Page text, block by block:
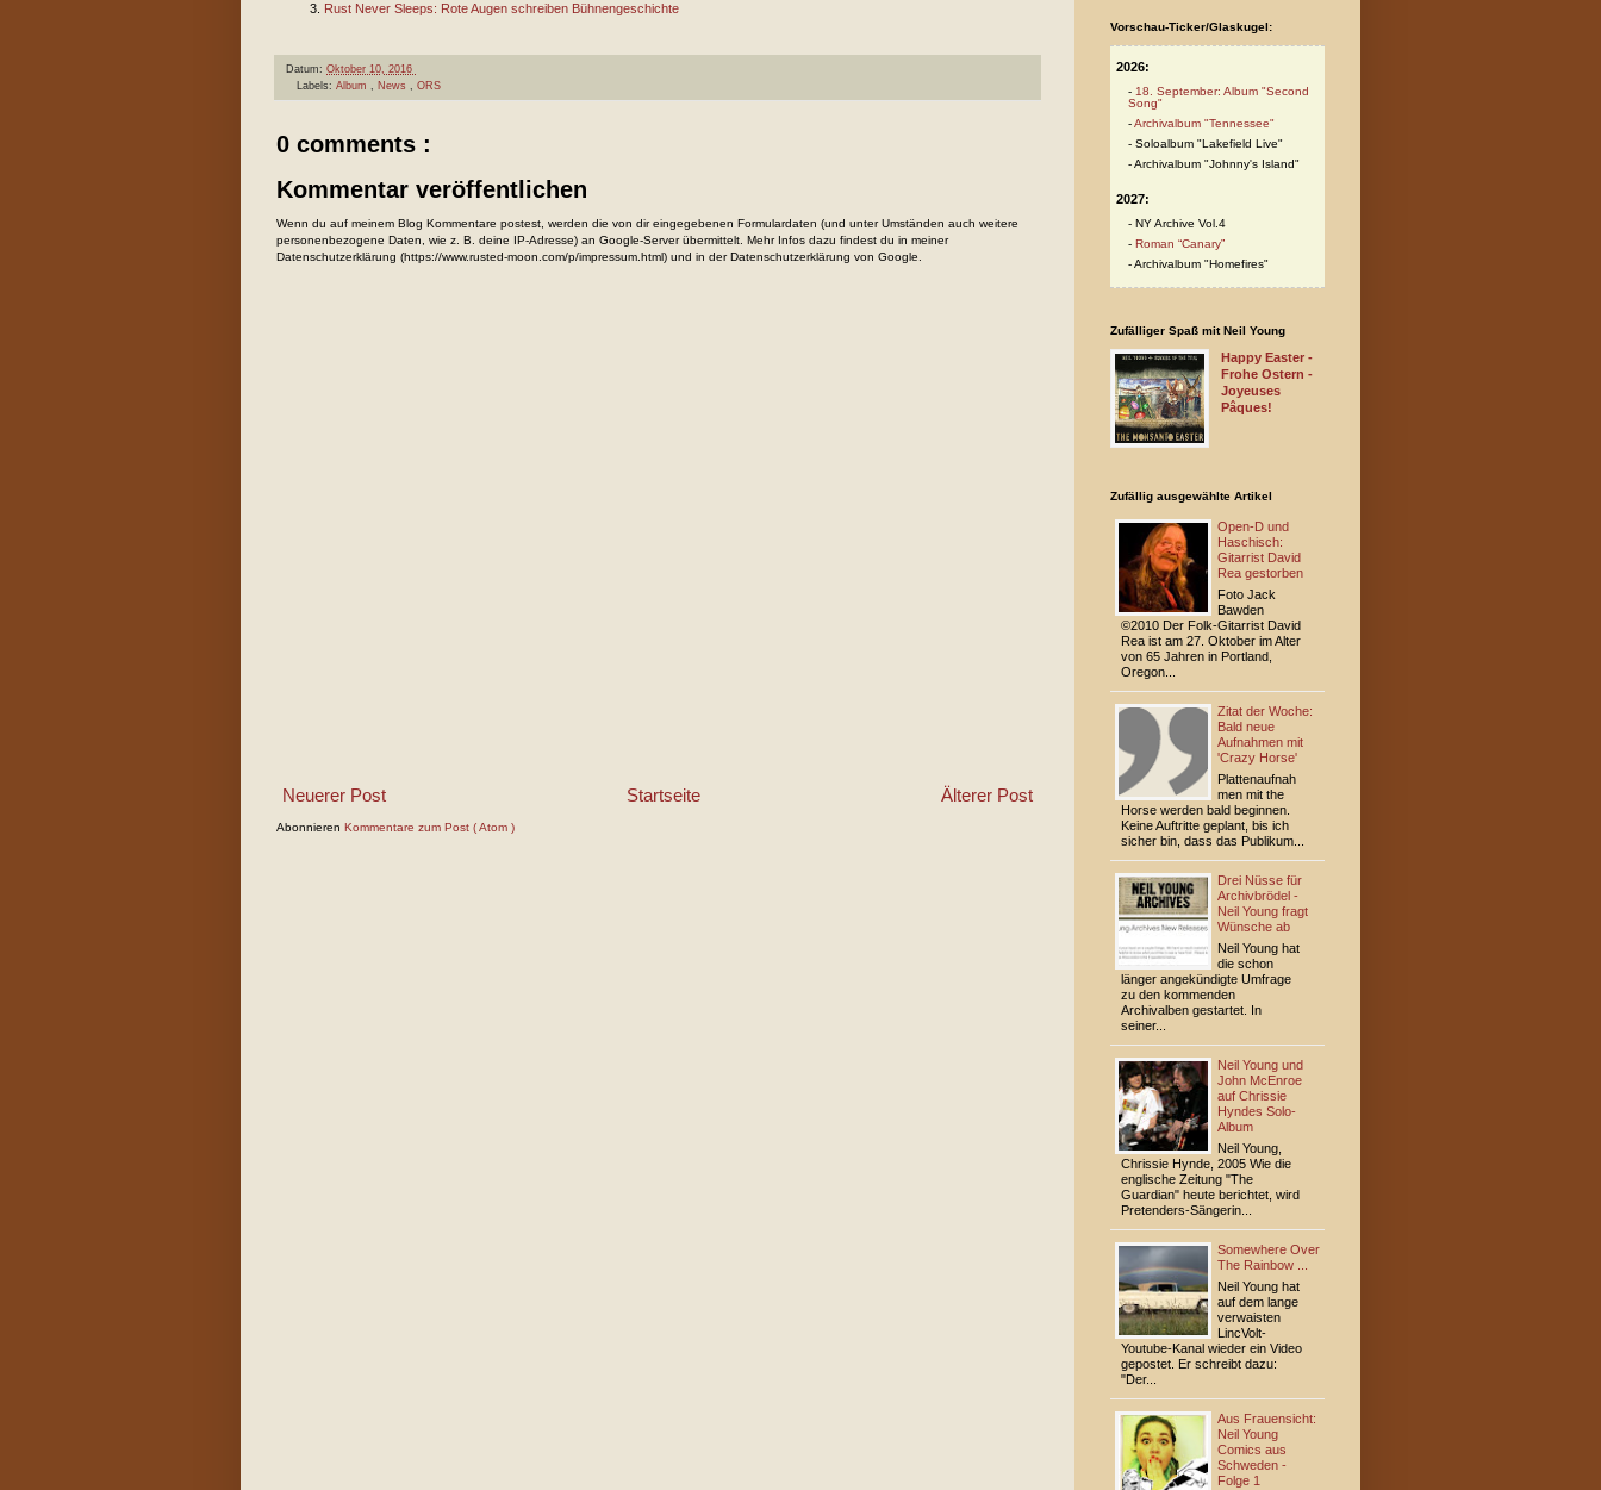
Rust Never Sleeps: Rote Augen schreiben Bühnengeschichte
Datum: Oktober 10, 2016
Labels: Album , News , ORS
0 comments :
Kommentar veröffentlichen
Wenn du auf meinem Blog Kommentare postest, werden die von dir eingegebenen Formulardaten (und unter Umständen auch weitere
personenbezogene Daten, wie z. B. deine IP-Adresse) an Google-Server übermittelt. Mehr Infos dazu findest du in meiner
Datenschutzerklärung (https://www.rusted-moon.com/p/impressum.html) und in der Datenschutzerklärung von Google.
Neuerer Post Älterer Post
Startseite
Abonnieren Kommentare zum Post ( Atom )
Vorschau-Ticker/Glaskugel:
2026:
18. September: Album "Second
Song"
Archivalbum "Tennessee"
Soloalbum "Lakefield Live"
Archivalbum "Johnny's Island"
2027:
NY Archive Vol.4
Roman “Canary”
Archivalbum "Homefires"
Zufälliger Spaß mit Neil Young
Happy Easter -
Frohe Ostern -
Joyeuses
Pâques!
Zufällig ausgewählte Artikel
Open-D und
Haschisch:
Gitarrist David
Rea gestorben
Foto Jack
Bawden
©2010 Der Folk-Gitarrist David
Rea ist am 27. Oktober im Alter
von 65 Jahren in Portland,
Oregon...
Zitat der Woche:
Bald neue
Aufnahmen mit
'Crazy Horse'
Plattenaufnah
men mit the
Horse werden bald beginnen.
Keine Auftritte geplant, bis ich
sicher bin, dass das Publikum...
Drei Nüsse für
Archivbrödel -
Neil Young fragt
Wünsche ab
Neil Young hat
die schon
länger angekündigte Umfrage
zu den kommenden
Archivalben gestartet. In
seiner...
Neil Young und
John McEnroe
auf Chrissie
Hyndes Solo-
Album
Neil Young,
Chrissie Hynde, 2005 Wie die
englische Zeitung "The
Guardian" heute berichtet, wird
Pretenders-Sängerin...
Somewhere Over
The Rainbow ...
Neil Young hat
auf dem lange
verwaisten
LincVolt-
Youtube-Kanal wieder ein Video
gepostet. Er schreibt dazu:
"Der...
Aus Frauensicht:
Neil Young
Comics aus
Schweden -
Folge 1